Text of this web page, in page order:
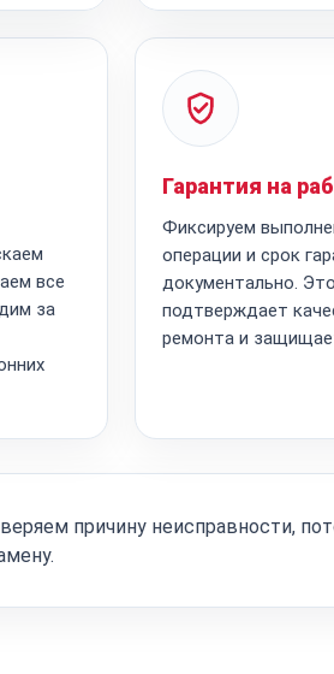
все
за
Гарантия на
Фиксируем
операции и срок
документально. Это
подтверждает
ремонта и
причину неисправности,